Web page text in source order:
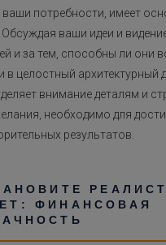
ваши потребности, имеет
Обсуждая ваши идеи и
и за тем, способны ли они
в целостный архитектурный
внимание деталям и
необходимо для
результатов.
ФИНАНСОВАЯ